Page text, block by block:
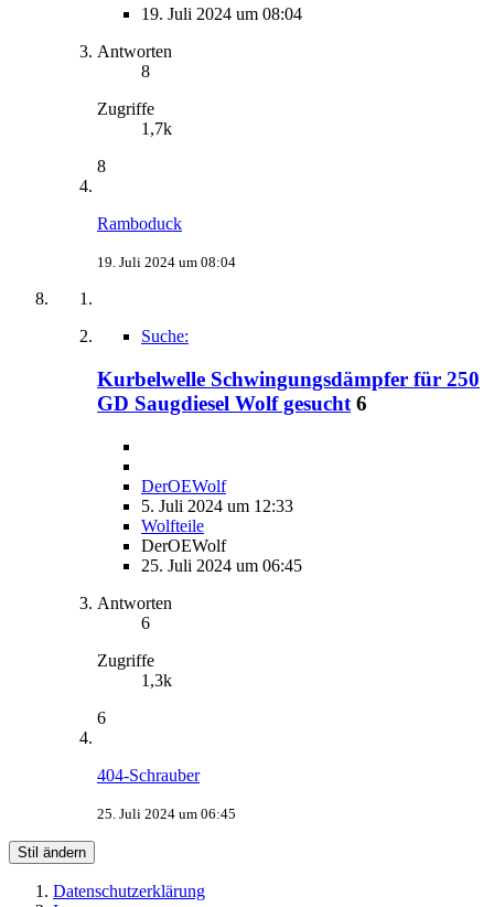
19. Juli 2024 um 08:04
Antworten
8
Zugriffe
1,7k
8
Ramboduck
19. Juli 2024 um 08:04
Suche:
Kurbelwelle Schwingungsdämpfer für 250
GD Saugdiesel Wolf gesucht 6
DerOEWolf
5. Juli 2024 um 12:33
Wolfteile
DerOEWolf
25. Juli 2024 um 06:45
Antworten
6
Zugriffe
1,3k
6
404-Schrauber
25. Juli 2024 um 06:45
Stil ändern
Datenschutzerklärung